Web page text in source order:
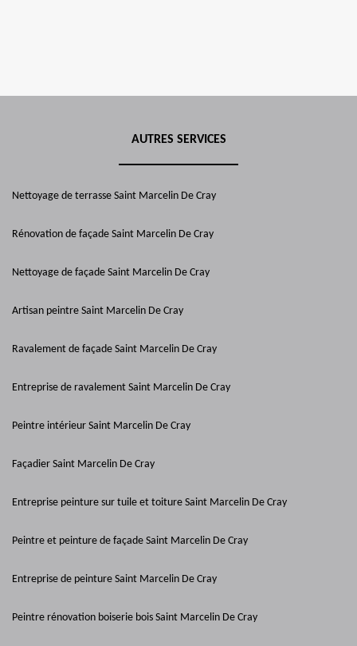
AUTRES SERVICES
Nettoyage de terrasse Saint Marcelin De Cray
Rénovation de façade Saint Marcelin De Cray
Nettoyage de façade Saint Marcelin De Cray
Artisan peintre Saint Marcelin De Cray
Ravalement de façade Saint Marcelin De Cray
Entreprise de ravalement Saint Marcelin De Cray
Peintre intérieur Saint Marcelin De Cray
Façadier Saint Marcelin De Cray
Entreprise peinture sur tuile et toiture Saint Marcelin De Cray
Peintre et peinture de façade Saint Marcelin De Cray
Entreprise de peinture Saint Marcelin De Cray
Peintre rénovation boiserie bois Saint Marcelin De Cray